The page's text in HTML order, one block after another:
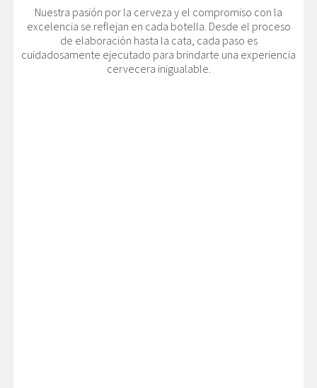
Nuestra pasión por la cerveza y el compromiso con la
excelencia se reflejan en cada botella. Desde el proceso
de elaboración hasta la cata, cada paso es
cuidadosamente ejecutado para brindarte una experiencia
cervecera inigualable.